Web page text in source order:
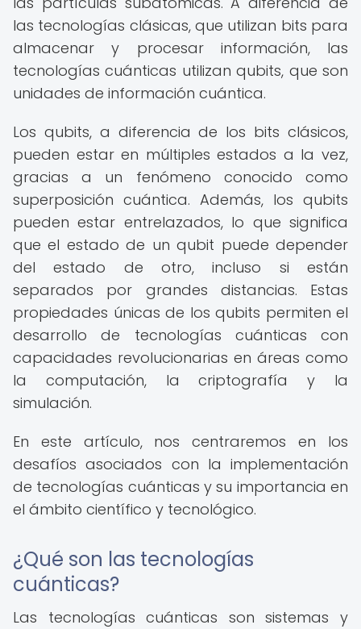
las tecnologías clásicas, que utilizan bits para
almacenar y procesar información, las
tecnologías cuánticas utilizan qubits, que son
unidades de información cuántica.
Los qubits, a diferencia de los bits clásicos,
pueden estar en múltiples estados a la vez,
gracias a un fenómeno conocido como
superposición cuántica. Además, los qubits
pueden estar entrelazados, lo que significa
que el estado de un qubit puede depender
del estado de otro, incluso si están
separados por grandes distancias. Estas
propiedades únicas de los qubits permiten el
desarrollo de tecnologías cuánticas con
capacidades revolucionarias en áreas como
la computación, la criptografía y la
simulación.
En este artículo, nos centraremos en los
desafíos asociados con la implementación
de tecnologías cuánticas y su importancia en
el ámbito científico y tecnológico.
¿Qué son las tecnologías
cuánticas?
Las tecnologías cuánticas son sistemas y